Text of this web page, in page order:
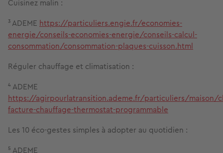
Cuisinez malin :
³ ADEME https://particuliers.engie.fr/economies-
energie/conseils-economies-energie/conseils-calcul-
consommation/consommation-plaques-cuisson.html
Réguler chauffage et climatisation :
⁴ ADEME
https://agirpourlatransition.ademe.fr/particuliers/maison/
facture-chauffage-thermostat-programmable
Les 10 éco‑gestes simples à adopter au quotidien :
⁵ ADEME